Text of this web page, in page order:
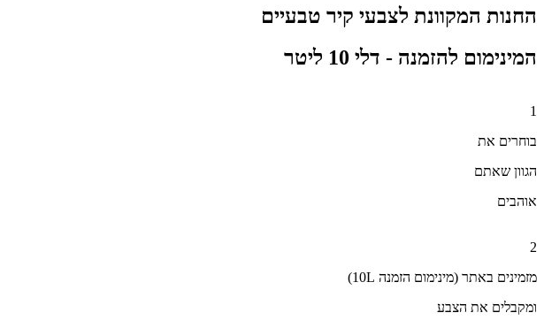
החנות המקוונת לצבעי קיר טבעיים
המינימום להזמנה - דלי 10 ליטר
1
בוחרים את
הגוון שאתם
אוהבים
2
מזמינים באתר (מינימום הזמנה 10L)
ומקבלים את הצבע